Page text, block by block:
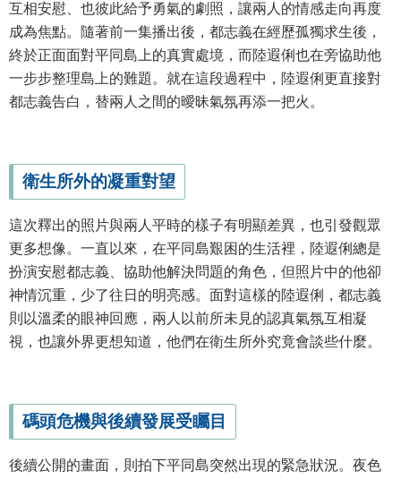
互相安慰、也彼此給予勇氣的劇照，讓兩人的情感走向再度
成為焦點。隨著前一集播出後，都志義在經歷孤獨求生後，
終於正面面對平同島上的真實處境，而陸遐俐也在旁協助他
一步步整理島上的難題。就在這段過程中，陸遐俐更直接對
都志義告白，替兩人之間的曖昧氣氛再添一把火。
衛生所外的凝重對望
這次釋出的照片與兩人平時的樣子有明顯差異，也引發觀眾
更多想像。一直以來，在平同島艱困的生活裡，陸遐俐總是
扮演安慰都志義、協助他解決問題的角色，但照片中的他卻
神情沉重，少了往日的明亮感。面對這樣的陸遐俐，都志義
則以溫柔的眼神回應，兩人以前所未見的認真氣氛互相凝
視，也讓外界更想知道，他們在衛生所外究竟會談些什麼。
碼頭危機與後續發展受矚目
後續公開的畫面，則拍下平同島突然出現的緊急狀況。夜色